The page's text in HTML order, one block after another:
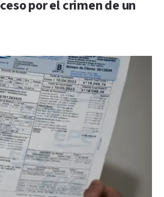
por el crimen de un